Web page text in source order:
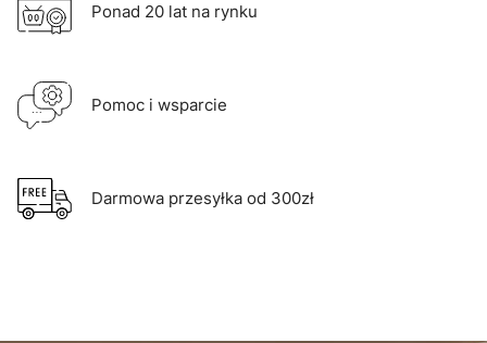
Ponad 20 lat na rynku
Pomoc i wsparcie
Darmowa przesyłka od 300zł